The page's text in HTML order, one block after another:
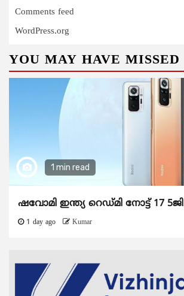
Comments feed
WordPress.org
YOU MAY HAVE MISSED
1 min read
ഷവോമി ഇന്ത്യ റെഡ്മി നോട്ട് 17 5ജി
1 day ago Kumar